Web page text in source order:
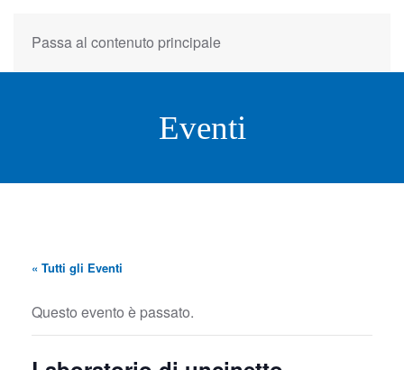
Passa al contenuto principale
Eventi
« Tutti gli Eventi
Questo evento è passato.